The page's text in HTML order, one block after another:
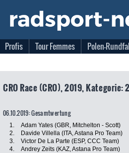
Profis Tour Femmes Polen-
CRO Race (CRO), 2019, Kategorie:
06.10.2019: Gesamtwertung
1. Adam Yates (GBR, Mitchelton - Scott)
2.
Davide Villella (ITA, Astana Pro Team)
3.
Victor De La Parte (ESP, CCC Team)
4.
Andrey Zeits (KAZ, Astana Pro Team)